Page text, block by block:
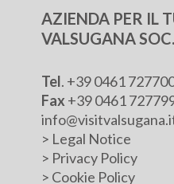
AZIENDA PER IL
VALSUGANA
Tel. +39 0461
Fax +39 0461
> Legal Notice
> Privacy Policy
> Cookie Policy